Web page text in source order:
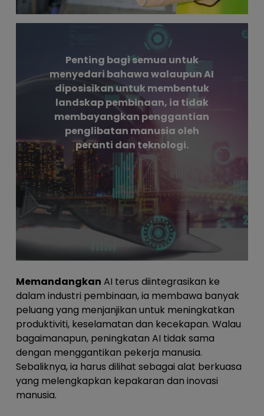
Penting bagi semua untuk
menyedari bahawa walaupun AI
diposisikan untuk membentuk
landskap pembinaan, ia tidak
membayangkan penggantian
penglibatan manusia oleh
peranti dan teknologi.
Memandangkan AI terus diintegrasikan ke
dalam industri pembinaan, ia membawa banyak
peluang yang menjanjikan untuk meningkatkan
produktiviti, keselamatan dan kecekapan. Walau
bagaimanapun, peningkatan AI tidak sama
dengan menggantikan pekerja manusia.
Sebaliknya, ia harus dilihat sebagai alat berkuasa
yang melengkapkan kepakaran dan inovasi
manusia.